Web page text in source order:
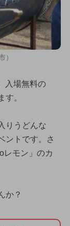
）
入場無料の
す。
りうどんな
ントです。さ
レモン」のカ
か？